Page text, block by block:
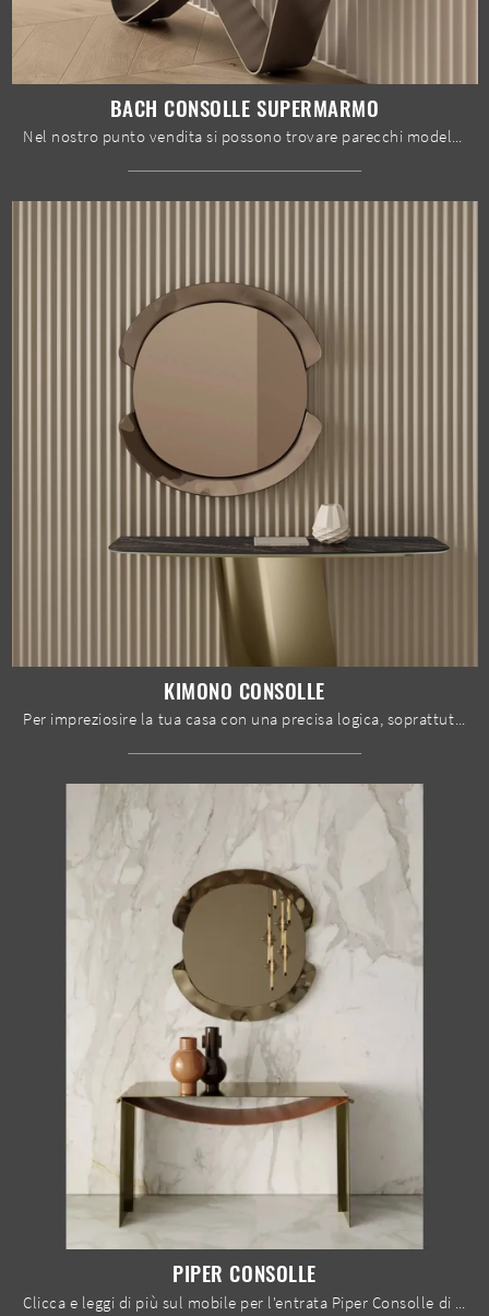
BACH CONSOLLE SUPERMARMO
Nel nostro punto vendita si possono trovare parecchi modelli di Mobili ingresso Bontempi in gres, in modo che ciascuno possa fare il miglior acquisto.
KIMONO CONSOLLE
Per impreziosire la tua casa con una precisa logica, soprattutto se già disponi di arredi design, affidati a noi e ti faremo vedere i migliori ...
PIPER CONSOLLE